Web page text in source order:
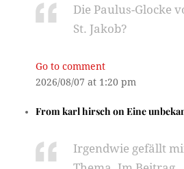
Die Paulus-Glocke
St. Jakob?
Go to comment
2026/08/07 at 1:20 pm
Fromkarl hirschonEine
Irgendwie gefällt